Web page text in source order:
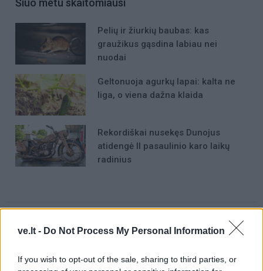
ve.lt - Do Not Process My Personal Information
If you wish to opt-out of the sale, sharing to third parties, or
Šiuo metu skaitomiausi
Pelių ir žiurkių baubas: kas
graužikus gąsdina labiau nei
nuodai
Geltonuoja agurkų lapai: kalta ne
liga, o viena dažna klaida
Rekordiškai nusekęs Dunojus
atidengė II pasaulinio karo laikų
radinius